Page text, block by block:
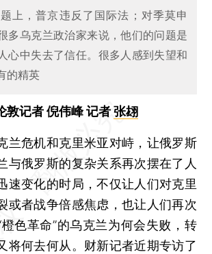
上，普京违反了国际法；对季莫申
多乌克兰政治家来说，他们的问题是
心中失去了信任。很多人感到失望和
的精英
敦记者 倪伟峰 记者张翃
危机和克里米亚对峙，让俄罗斯
与俄罗斯的复杂关系再次摆在了人
速变化的时局，不仅让人们对克里
或者战争倍感焦虑，也让人们再次
色革命”的乌克兰为何会失败，转
将何去何从。财新记者近期专访了